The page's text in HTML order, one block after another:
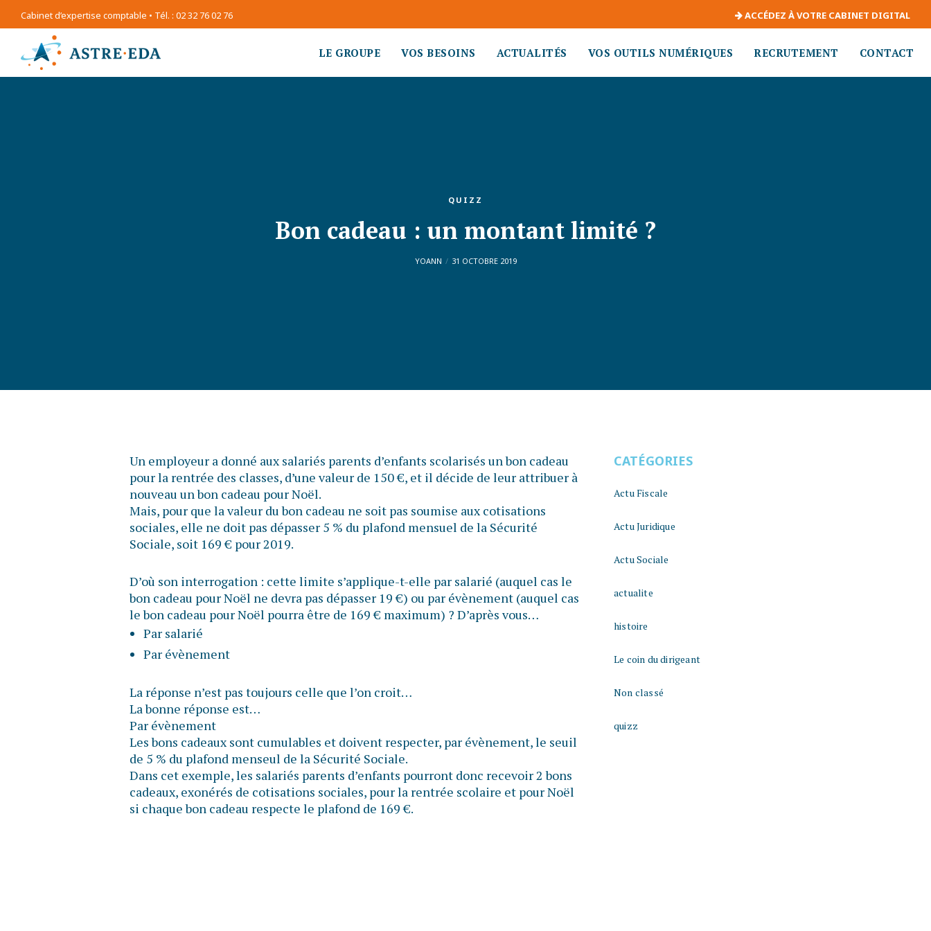
Cabinet d’expertise comptable • Tél. : 02 32 76 02 76 ACCÉDEZ À VOTRE CABINET DIGITAL
LE GROUPE VOS BESOINS ACTUALITÉS VOS OUTILS NUMÉRIQUES RECRUTEMENT CONTACT
QUIZZ
Bon cadeau : un montant limité ?
YOANN 31 OCTOBRE 2019
Un employeur a donné aux salariés parents d’enfants scolarisés un bon cadeau
pour la rentrée des classes, d’une valeur de 150 €, et il décide de leur attribuer à
nouveau un bon cadeau pour Noël.
Mais, pour que la valeur du bon cadeau ne soit pas soumise aux cotisations
sociales, elle ne doit pas dépasser 5 % du plafond mensuel de la Sécurité
Sociale, soit 169 € pour 2019.
D’où son interrogation : cette limite s’applique-t-elle par salarié (auquel cas le
bon cadeau pour Noël ne devra pas dépasser 19 €) ou par évènement (auquel cas
le bon cadeau pour Noël pourra être de 169 € maximum) ? D’après vous…
Par salarié
Par évènement
La réponse n’est pas toujours celle que l’on croit…
La bonne réponse est…
Par évènement
Les bons cadeaux sont cumulables et doivent respecter, par évènement, le seuil
de 5 % du plafond menseul de la Sécurité Sociale.
Dans cet exemple, les salariés parents d’enfants pourront donc recevoir 2 bons
cadeaux, exonérés de cotisations sociales, pour la rentrée scolaire et pour Noël
si chaque bon cadeau respecte le plafond de 169 €.
CATÉGORIES
Actu Fiscale
Actu Juridique
Actu Sociale
actualite
histoire
Le coin du dirigeant
Non classé
quizz